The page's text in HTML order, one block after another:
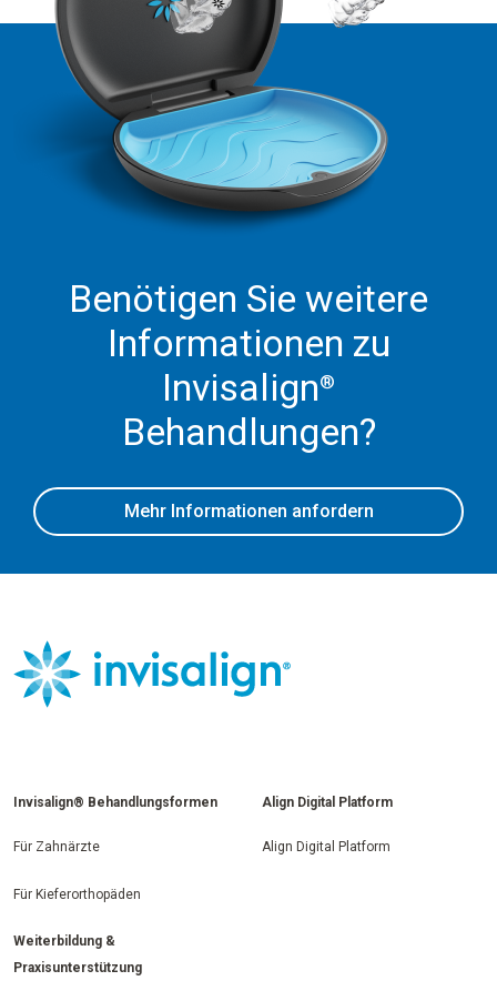
Benötigen Sie weitere
Informationen zu
Invisalign®
Behandlungen?
Mehr Informationen anfordern
Invisalign® Behandlungsformen
Für Zahnärzte
Für Kieferorthopäden
Align Digital Platform
Align Digital Platform
Weiterbildung &
Praxisunterstützung